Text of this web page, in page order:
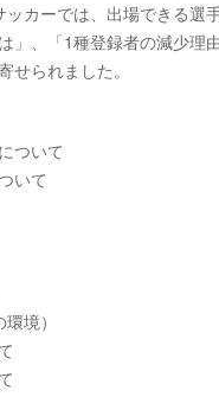
カーでは、出場できる
」、「1種登録者の減少理
せられました。
ついて
いて
境）